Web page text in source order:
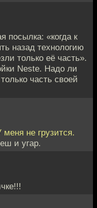
посылка: «когда к
назад технологию
только её часть».
Neste. Надо ли
часть своей
не грузится.
и угар.